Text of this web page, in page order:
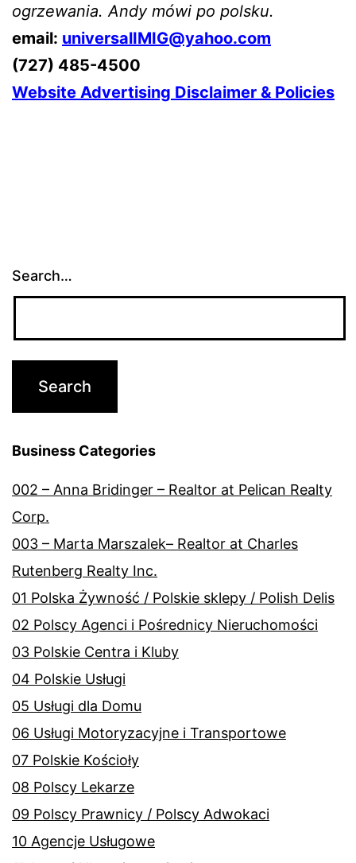
ogrzewania. Andy mówi po polsku.
email: universalIMIG@yahoo.com
(727) 485-4500
Website Advertising Disclaimer & Policies
Search…
Business Categories
002 – Anna Bridinger – Realtor at Pelican Realty
Corp.
003 – Marta Marszalek– Realtor at Charles
Rutenberg Realty Inc.
01 Polska Żywność / Polskie sklepy / Polish Delis
02 Polscy Agenci i Pośrednicy Nieruchomości
03 Polskie Centra i Kluby
04 Polskie Usługi
05 Usługi dla Domu
06 Usługi Motoryzacyjne i Transportowe
07 Polskie Kościoły
08 Polscy Lekarze
09 Polscy Prawnicy / Polscy Adwokaci
10 Agencje Usługowe